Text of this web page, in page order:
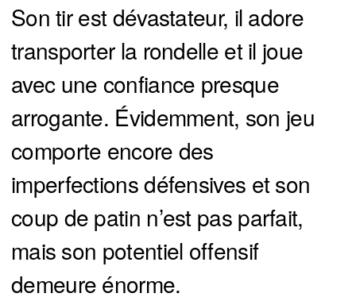
Son tir est dévastateur, il adore
transporter la rondelle et il joue
avec une confiance presque
arrogante. Évidemment, son jeu
comporte encore des
imperfections défensives et son
coup de patin n’est pas parfait,
mais son potentiel offensif
demeure énorme.